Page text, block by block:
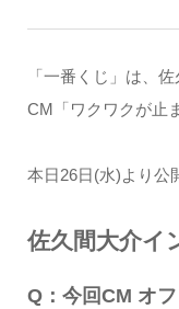
「⼀番くじ」は、
CM「ワクワクが⽌
本日26⽇(⽔)より公
佐久間大介イ
Q：今回CM オ